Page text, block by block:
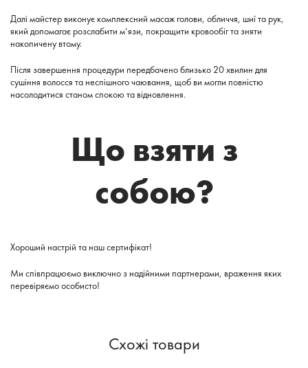
Далі майстер виконує комплексний масаж голови, обличчя, шиї та рук,
який допомагає розслабити м’язи, покращити кровообіг та зняти
накопичену втому.
Після завершення процедури передбачено близько 20 хвилин для
сушіння волосся та неспішного чаювання, щоб ви могли повністю
насолодитися станом спокою та відновлення.
Що взяти з
собою?
Хороший настрій та наш сертифікат!
Ми співпрацюємо виключно з надійними партнерами, враження яких
перевіряємо особисто!
Схожі товари